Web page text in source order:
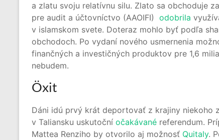
a zlatu svoju relatívnu silu. Zlato sa obchoduje
pre audit a účtovníctvo (AAOIFI) odobrila
v islamskom svete. Doteraz mohlo byť podľa
obchodoch. Po vydaní nového usmernenia
finančných a investičných produktov pre 1,6
nebudem.
Öxit
Dáni idú prvý krát deportovať z krajiny niekoho
v Taliansku uskutoční očakávané referendum.
Mattea Renziho by otvorilo aj možnosť Quitaly.